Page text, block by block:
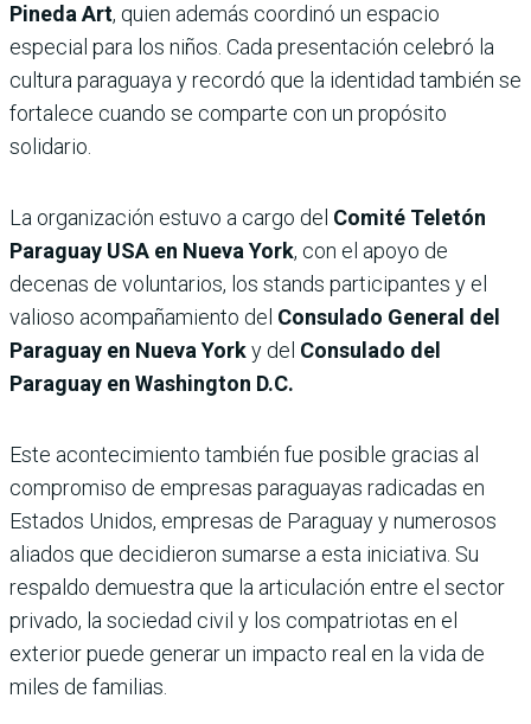
Pineda Art, quien además coordinó un espacio
especial para los niños. Cada presentación celebró la
cultura paraguaya y recordó que la identidad también se
fortalece cuando se comparte con un propósito
solidario.
La organización estuvo a cargo del Comité Teletón
Paraguay USA en Nueva York, con el apoyo de
decenas de voluntarios, los stands participantes y el
valioso acompañamiento del Consulado General del
Paraguay en Nueva Yorky del Consulado del
Paraguay en Washington D.C.
Este acontecimiento también fue posible gracias al
compromiso de empresas paraguayas radicadas en
Estados Unidos, empresas de Paraguay y numerosos
aliados que decidieron sumarse a esta iniciativa. Su
respaldo demuestra que la articulación entre el sector
privado, la sociedad civil y los compatriotas en el
exterior puede generar un impacto real en la vida de
miles de familias.